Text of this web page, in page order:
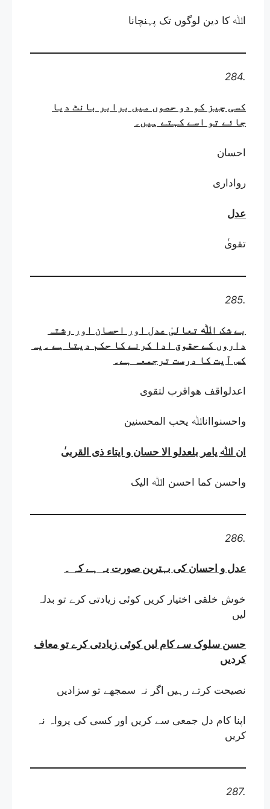
اﷲ کا دین لوگوں تک پہنچانا
284.
کسی چیز کو دو حصوں میں برابر بانٹ دیا
جائے تو اسے کہتے ہیں۔
احسان
رواداری
عدل
تقوی
285.
بے شک اﷲ تعالیٰ عدل اور احسان اور رشتہ
داروں کے حقوق ادا کرنے کا حکم دیتا ہے ۔یہ
کس آیت کا درست ترجمعہ ہے۔
اعدلواقف ھواقرب لتقوی
واحسنوااناﷲ یحب المحسنین
ان اﷲ یامر بلعدلو الا حسان و ایتاء ذی القربی
واحسن کما احسن اﷲ الیک
286.
عدل و احسان کی بہترین صورت یہ ہے کہ ۔
خوش خلقی اختیار کریں کوئی زیادتی کرے تو بدلہ
لیں
حسن سلوک سے کام لیں کوئی زیادتی کرے تو معاف
کردیں
نصیحت کرتے رہیں اگر نہ سمجھے تو سزادیں
اپنا کام دل جمعی سے کریں اور کسی کی پرواہ نہ
کریں
287.